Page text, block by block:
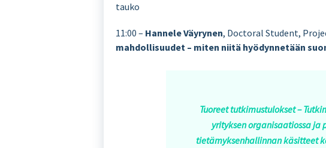
tauko
11:00 – Hannele Väyrynen, Doctoral Student,
mahdollisuudet – miten niitä hyödynnetään
Tuoreet tutkimustulokset –
yrityksen organisaatiossa ja
tietämyksenhallinnan käsitteet